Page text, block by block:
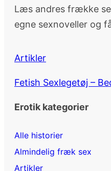
Læs andres frække
egne sexnoveller og
Artikler
Fetish Sexlegetøj –
Erotik kategorier
Alle historier
Almindelig fræk sex
Artikler